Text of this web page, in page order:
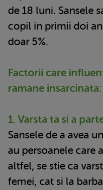
de 18 luni. Sansele
copil in primii doi
doar 5%.
Factorii care
ramane insarcinata:
1. Varsta ta si a
Sansele de a avea
au persoanele care
altfel, se stie ca
femei, cat si la